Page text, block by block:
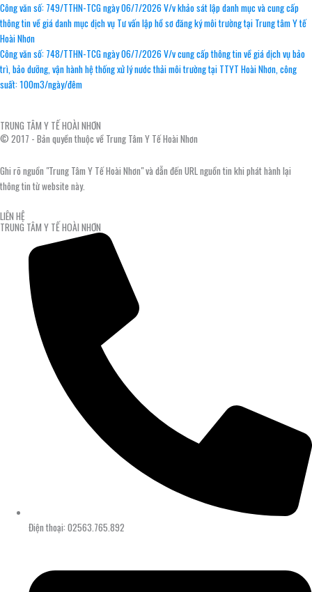
Công văn số: 749/TTHN-TCG ngày 06/7/2026 V/v khảo sát lập danh mục và cung cấp
thông tin về giá danh mục dịch vụ Tư vấn lập hồ sơ đăng ký môi trường tại Trung tâm Y tế
Hoài Nhơn
Công văn số: 748/TTHN-TCG ngày 06/7/2026 V/v cung cấp thông tin về giá dịch vụ bảo
trì, bảo dưỡng, vận hành hệ thống xử lý nước thải môi trường tại TTYT Hoài Nhơn, công
suất: 100m3/ngày/đêm
TRUNG TÂM Y TẾ HOÀI NHƠN
© 2017 - Bản quyền thuộc về Trung Tâm Y Tế Hoài Nhơn
Ghi rõ nguồn "Trung Tâm Y Tế Hoài Nhơn" và dẫn đến URL nguồn tin khi phát hành lại
thông tin từ website này.
LIÊN HỆ
TRUNG TÂM Y TẾ HOÀI NHƠN
Điện thoại: 02563.765.892